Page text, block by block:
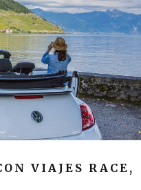
VIAJES RACE,